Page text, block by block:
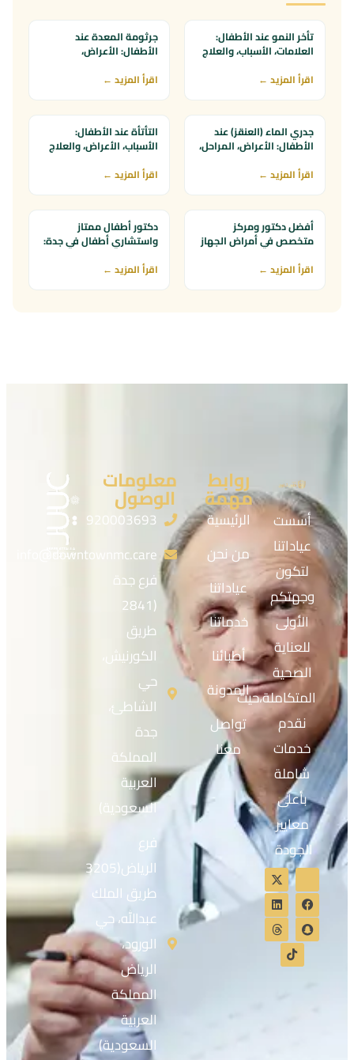
6–8 م
وش أوصلك لنا؟
تأخر النمو عند الأطفال:
العلامات، الأسباب، والعلاج
اقرأ المزيد ←
جرثومة المعدة عند
الأطفال: الأعراض،
فعال
اقرأ المزيد ←
جدري الماء (العنقز) عند
الأطفال: الأعراض، المراحل،
اقرأ المزيد ←
التأتأة عند الأطفال:
الأسباب، الأعراض، والعلاج
اقرأ المزيد ←
أفضل دكتور ومركز
متخصص في أمراض الجهاز
اقرأ المزيد ←
دكتور أطفال ممتاز
واستشاري أطفال في جدة:
اقرأ المزيد ←
أسست
عياداتنا
لتكون
وجهتكم
الأولى
للعناية
الصحية
المتكاملة،حيث
نقدم
خدمات
شاملة
بأعلى
معايير
الجودة
روابط
مهمة
الرئيسية
من نحن
عياداتنا
خدماتنا
أطبائنا
المدونة
تواصل
معنا
معلومات
الوصول
920003693
info@downtownmc.care
فرع جدة
(2841
طريق
الكورنيش،
حي
الشاطئ،
جدة
المملكة
العربية
السعودية)
فرع
الرياض(3205
طريق الملك
عبدالله، حي
الورود،
الرياض
المملكة
العربية
السعودية)